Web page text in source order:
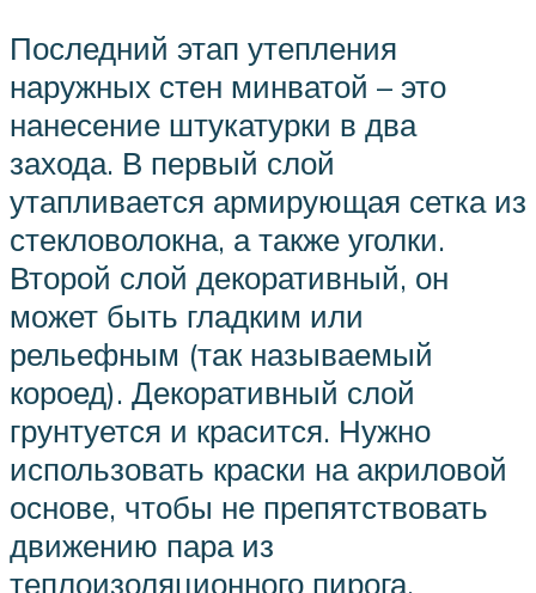
Последний этап утепления
наружных стен минватой – это
нанесение штукатурки в два
захода. В первый слой
утапливается армирующая сетка из
стекловолокна, а также уголки.
Второй слой декоративный, он
может быть гладким или
рельефным (так называемый
короед). Декоративный слой
грунтуется и красится. Нужно
использовать краски на акриловой
основе, чтобы не препятствовать
движению пара из
теплоизоляционного пирога.